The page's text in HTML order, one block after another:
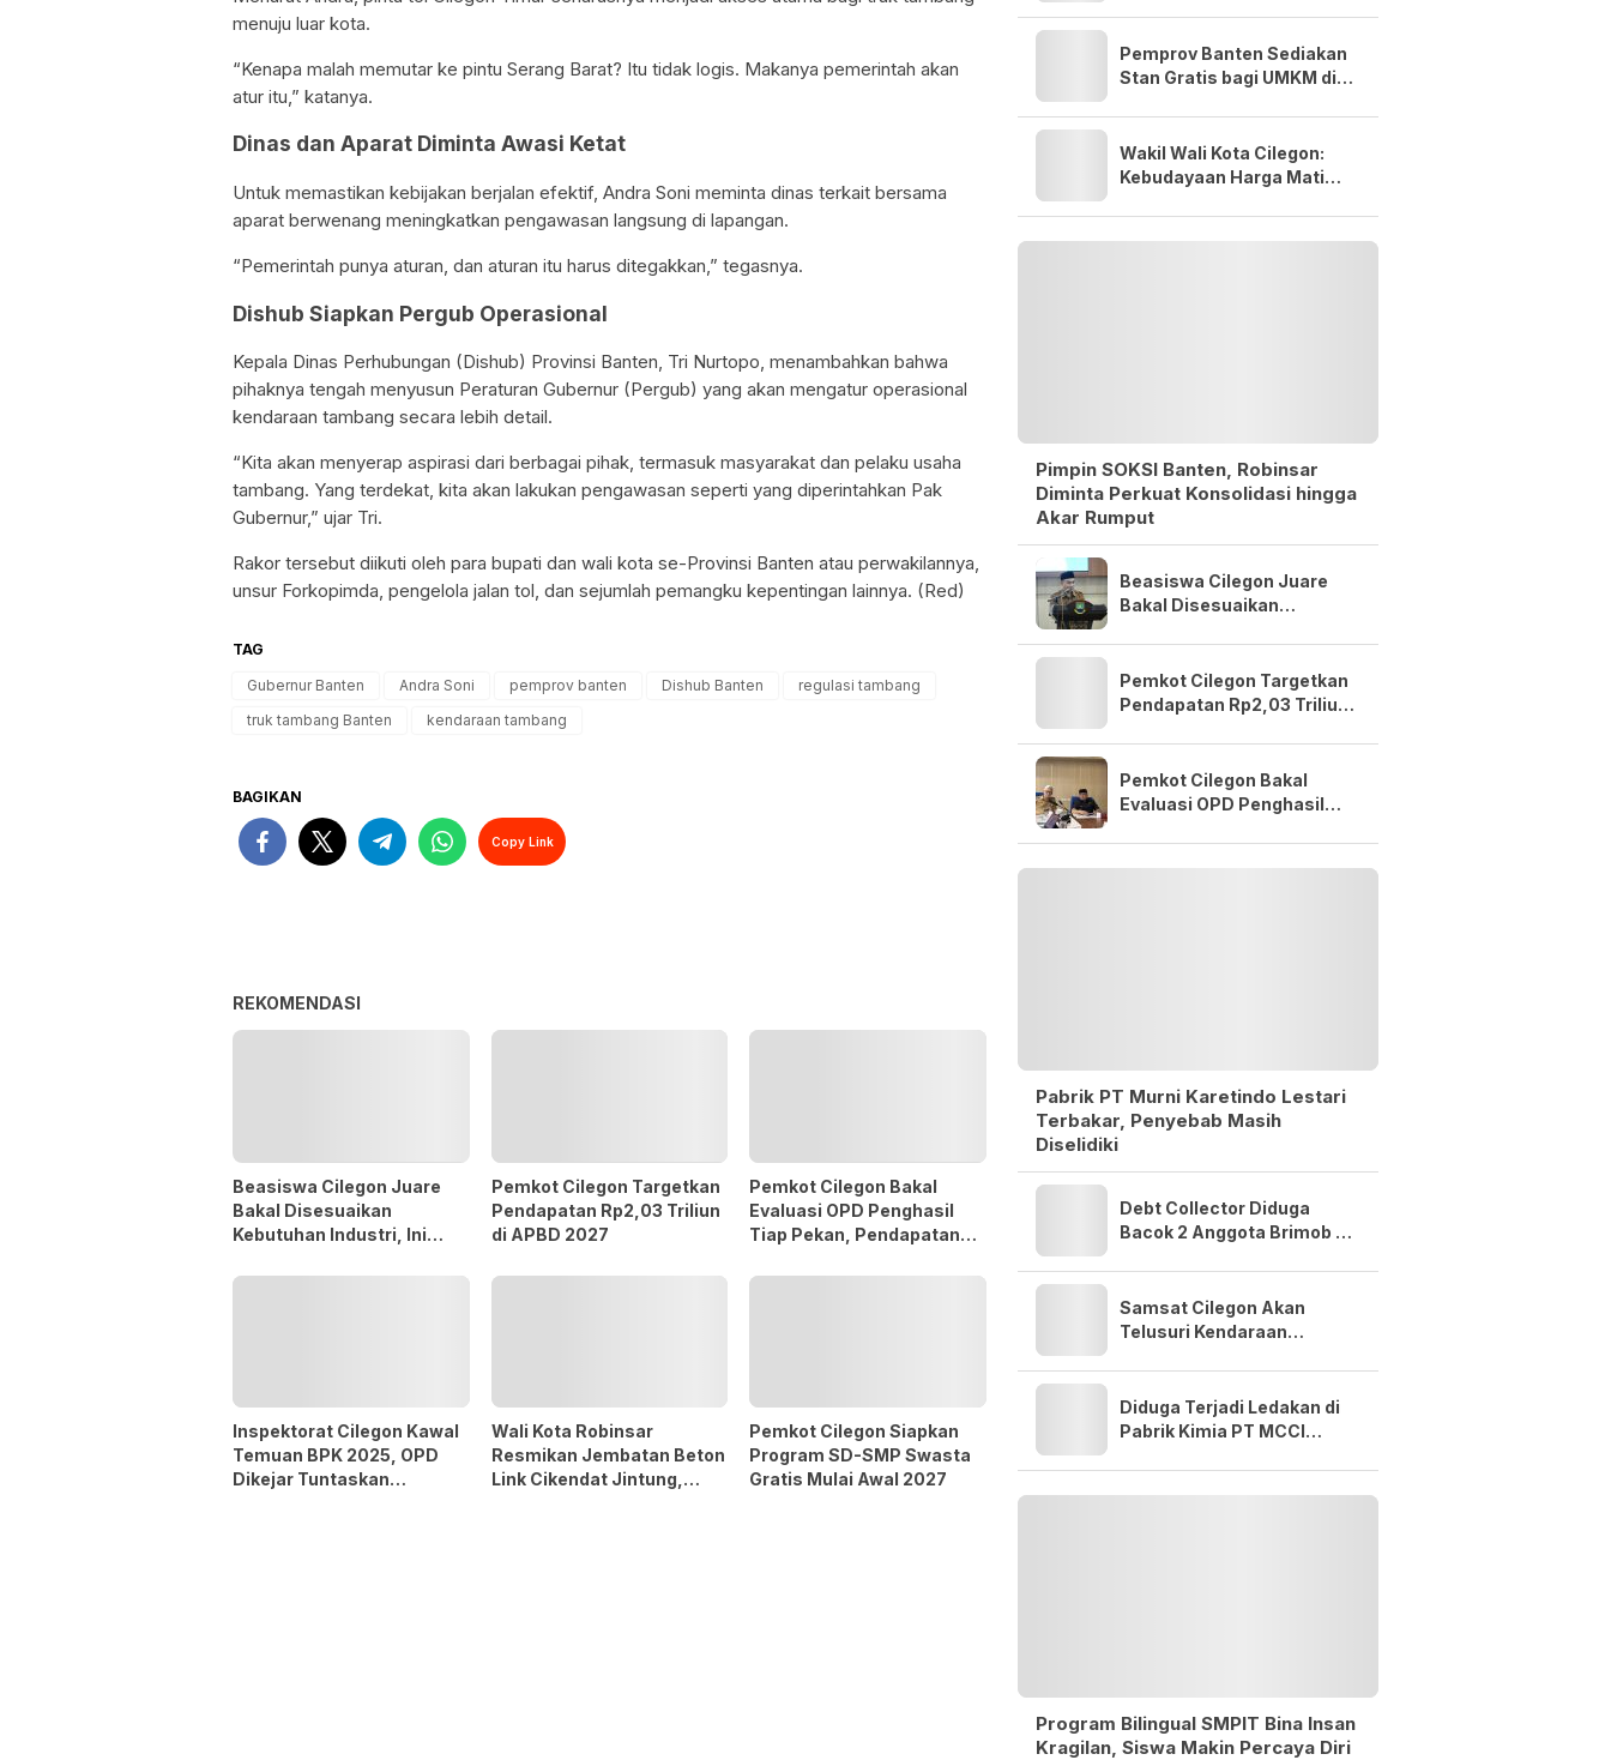
menuju luar kota.
“Kenapa malah memutar ke pintu Serang Barat? Itu tidak logis. Makanya pemerintah akan
atur itu,” katanya.
Dinas dan Aparat Diminta Awasi Ketat
Untuk memastikan kebijakan berjalan efektif, Andra Soni meminta dinas terkait bersama
aparat berwenang meningkatkan pengawasan langsung di lapangan.
“Pemerintah punya aturan, dan aturan itu harus ditegakkan,” tegasnya.
Dishub Siapkan Pergub Operasional
Kepala Dinas Perhubungan (Dishub) Provinsi Banten, Tri Nurtopo, menambahkan bahwa
pihaknya tengah menyusun Peraturan Gubernur (Pergub) yang akan mengatur operasional
kendaraan tambang secara lebih detail.
“Kita akan menyerap aspirasi dari berbagai pihak, termasuk masyarakat dan pelaku usaha
tambang. Yang terdekat, kita akan lakukan pengawasan seperti yang diperintahkan Pak
Gubernur,” ujar Tri.
Rakor tersebut diikuti oleh para bupati dan wali kota se-Provinsi Banten atau perwakilannya,
unsur Forkopimda, pengelola jalan tol, dan sejumlah pemangku kepentingan lainnya. (Red)
TAG
Gubernur Banten
Andra Soni pemprov banten Dishub Banten
regulasi tambang
truk tambang Banten
kendaraan tambang
BAGIKAN
Copy Link
REKOMENDASI
Beasiswa Cilegon Juare
Bakal Disesuaikan
Kebutuhan Industri, Ini
Pemkot Cilegon Targetkan
Pendapatan Rp2,03 Triliun
di APBD 2027
Pemkot Cilegon Bakal
Evaluasi OPD Penghasil
Tiap Pekan, Pendapatan
Inspektorat Cilegon Kawal
Temuan BPK 2025, OPD
Dikejar Tuntaskan
Wali Kota Robinsar
Resmikan Jembatan Beton
Link Cikendat Jintung,
Pemkot Cilegon Siapkan
Program SD-SMP Swasta
Gratis Mulai Awal 2027
Pemprov Banten Sediakan
Stan Gratis bagi UMKM di
Wakil Wali Kota Cilegon:
Kebudayaan Harga Mati
Pimpin SOKSI Banten, Robinsar
Diminta Perkuat Konsolidasi hingga
Akar Rumput
Beasiswa Cilegon Juare
Bakal Disesuaikan
Pemkot Cilegon Targetkan
Pendapatan Rp2,03 Triliun
Pemkot Cilegon Bakal
Evaluasi OPD Penghasil
Pabrik PT Murni Karetindo Lestari
Terbakar, Penyebab Masih
Diselidiki
Debt Collector Diduga
Bacok 2 Anggota Brimob di
Samsat Cilegon Akan
Telusuri Kendaraan
hingga Kawasan Industri
Diduga Terjadi Ledakan di
Pabrik Kimia PT MCCI
Program Bilingual SMPIT Bina Insan
Kragilan, Siswa Makin Percaya Diri